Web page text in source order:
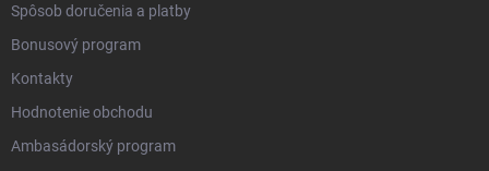
Spôsob doručenia a platby
Bonusový program
Kontakty
Hodnotenie obchodu
Ambasádorský program